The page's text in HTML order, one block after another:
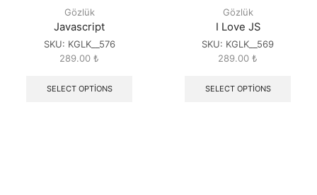
Gözlük
Javascript
SKU: KGLK__576
289.00 ₺
SELECT OPTIONS
Gözlük
I Love JS
SKU: KGLK__569
289.00 ₺
SELECT OPTIONS